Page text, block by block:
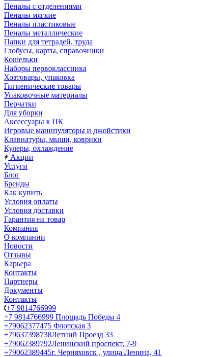
Пеналы с отделениями
Пеналы мягкие
Пеналы пластиковые
Пеналы металлические
Папки для тетрадей, труда
Глобусы, карты, справочники
Кошельки
Наборы первоклассника
Хозтовары, упаковка
Гигиенические товары
Упаковочные материалы
Перчатки
Для уборки
Аксессуары к ПК
Игровые манипуляторы и джойстики
Клавиатуры, мыши, коврики
Кулеры, охлаждение
Акции
Услуги
Блог
Бренды
Как купить
Условия оплаты
Условия доставки
Гарантия на товар
Компания
О компании
Новости
Отзывы
Карьера
Контакты
Партнеры
Документы
Контакты
+7 9814766999
+7 9814766999 Площадь Победы 4
+79062377475 Флотская 3
+79637398738Летний Проезд 33
+79062389792Ленинский проспект, 7-9
+79062389445г. Черняховск , улица Ленина, 41